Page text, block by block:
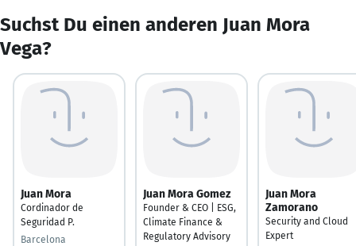
Suchst Du einen anderen Juan Mora
Vega?
Juan Mora
Cordinador de
Seguridad P.
Barcelona
Juan Mora Gomez
Founder & CEO | ESG,
Climate Finance &
Regulatory Advisory
Juan Mora
Zamorano
Security and Cloud
Expert